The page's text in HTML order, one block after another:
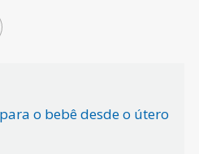
o bebê desde o útero